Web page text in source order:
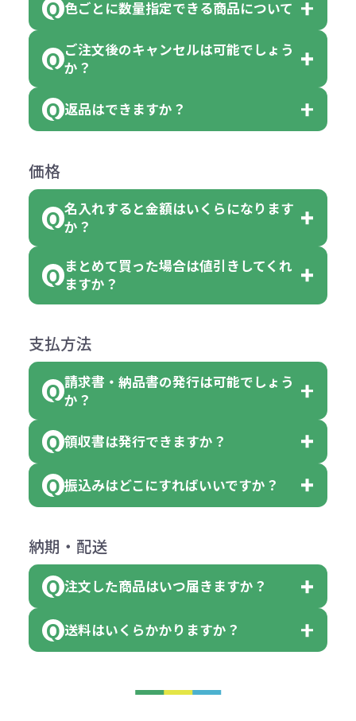
ります。
【例】注文可能数が100個の場合
は、100個以上でしたら、何個でも
可能です。
ん。
但し、ロゴなど名入れ印刷をされる
費用）
色指定できる商品もございますが商
品の詳細に「色・柄 取り混ぜ」のラ
ベルや商品画像に「〇色取混ぜ」な
れ等分で100個ずつ入って参ります。
（割り切れない場合は数個単位で前
後する場合もございます）
色指定できる商品に付きましては商
品詳細の購入の所で色が選べるよう
になっております。
色ごとに数量指定できる商品について
「選べる本体色」のラベルが付いて
す。
い。
例えば…
クエアトート」を300個注文した場
クエアトート」は10個単位でしたら
色を指定出来るので、ピンクを100
個、ブルーを90個、イエローを110
【色指定の仕方】
数量を入力の欄で、ご希望の本体色
に必要な個数を入力ください。
※10個単位など購入できる単位が決
はまらない数を入力すると、アラー
アラートに従って数を調整してくだ
ご注文後のキャンセルは可能でしょう
か？
お客様都合でのキャンセルは、制作
がございます。
ご注文の際は、十分にご確認・ご検
返品はできますか？
めご了承ください。
ただし下記の場合は承っております
●初期不良または不良品（破損、故
障）の場合
合
●名入れ、オリジナルの内容が異な
っていた場合
または返金にて対応させていただき
ます。
その際不良品については送料着払い
ください。
（商品の状態により、対応が変わる
※不良商品をご返却いただけない場
います。あらかじめご了承くださ
価格
名入れすると金額はいくらになります
か？
名入れありの場合の代金の計算方法
は下記の通りです。
計算例：
＜1色印刷の場合＞
（提供価格（商品代）+名入れ費用
（印刷代））×枚数+製版代
（提供価格（商品代）+名入れ費用
×色数
※例えば2色印刷の場合には、名入
れ費用が2倍、製版代が2倍必要で
す。
相談下さい。
まとめて買った場合は値引きしてくれ
ますか？
商品によりますが、お見積もりさせ
ていただきます。
見積もりサポートから個別でお問い
支払方法
請求書・納品書の発行は可能でしょう
か？
会員様はマイページより各種帳票の
ダウンロードが可能です。
詳しくはこちらはご確認ください。
領収書のダウンロード
領収書は発行できますか？
会員様はマイページより各種帳票の
詳しくはこちらはご確認ください。
振込みはどこにすればいいですか？
下記口座にお願いします。
■三菱UFJ銀行
小田井支店（おたいしてん）
■ゆうちょ銀行（振替口座）
納期・配送
注文した商品はいつ届きますか？
既製品の場合、ご入金確認後3営業
ご入金確認後約3週間となります。
送料はいくらかかりますか？